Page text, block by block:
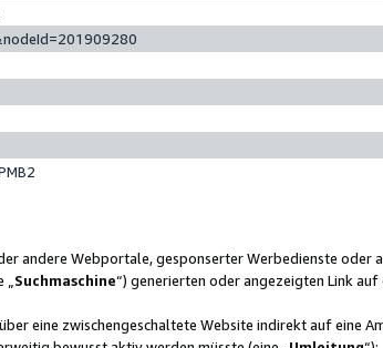
andere Webportale, gesponserter Werbedienste oder
Suchmaschine“) generierten oder angezeigten Link auf
eine zwischengeschaltete Website indirekt auf eine